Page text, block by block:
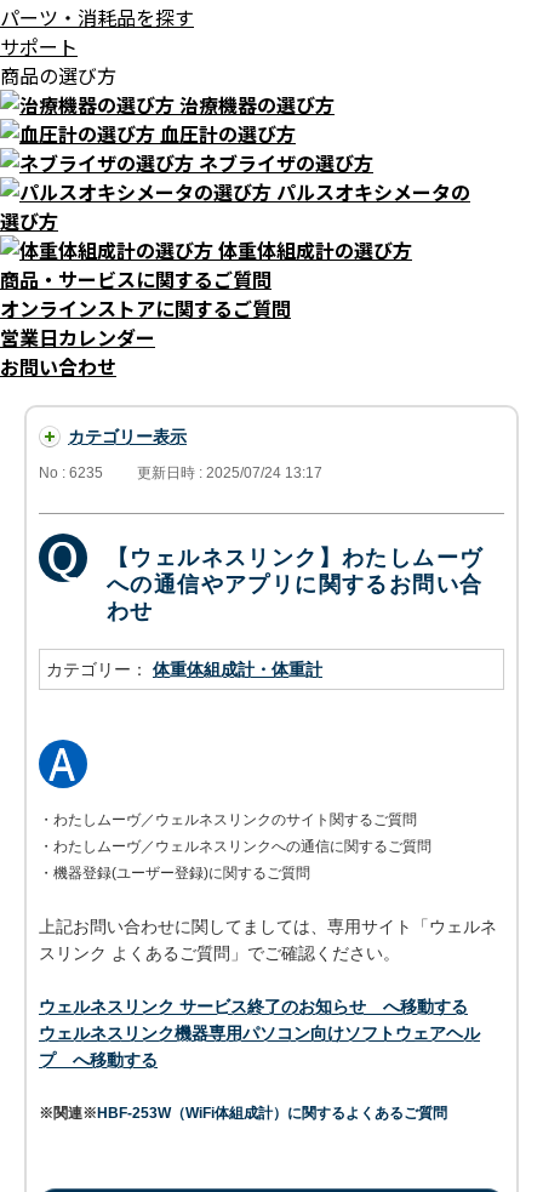
パーツ・消耗品を探す
サポート
商品の選び方
治療機器の選び方
血圧計の選び方
ネブライザの選び方
パルスオキシメータの
選び方
体重体組成計の選び方
商品・サービスに関するご質問
オンラインストアに関するご質問
営業日カレンダー
お問い合わせ
カテゴリー表示
No : 6235 更新日時 : 2025/07/24 13:17
【ウェルネスリンク】わたしムーヴ
への通信やアプリに関するお問い合
わせ
カテゴリー： 体重体組成計・体重計
・わたしムーヴ／ウェルネスリンクのサイト関するご質問
・わたしムーヴ／ウェルネスリンクへの通信に関するご質問
・機器登録(ユーザー登録)に関するご質問
上記お問い合わせに関してましては、専用サイト「ウェルネ
スリンク よくあるご質問」でご確認ください。
ウェルネスリンク サービス終了のお知らせ へ移動する
ウェルネスリンク機器専用パソコン向けソフトウェアヘル
プ へ移動する
※関連※ HBF-253W（WiFi体組成計）に関するよくあるご質問